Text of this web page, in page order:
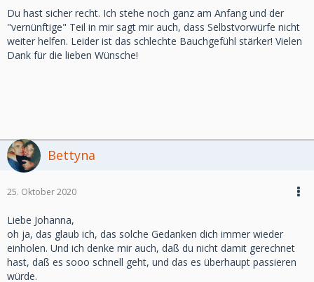
Du hast sicher recht. Ich stehe noch ganz am Anfang und der
"vernünftige" Teil in mir sagt mir auch, dass Selbstvorwürfe nicht
weiter helfen. Leider ist das schlechte Bauchgefühl stärker! Vielen
Dank für die lieben Wünsche!
Bettyna
25. Oktober 2020
Liebe Johanna,
oh ja, das glaub ich, das solche Gedanken dich immer wieder
einholen. Und ich denke mir auch, daß du nicht damit gerechnet
hast, daß es sooo schnell geht, und das es überhaupt passieren
würde.